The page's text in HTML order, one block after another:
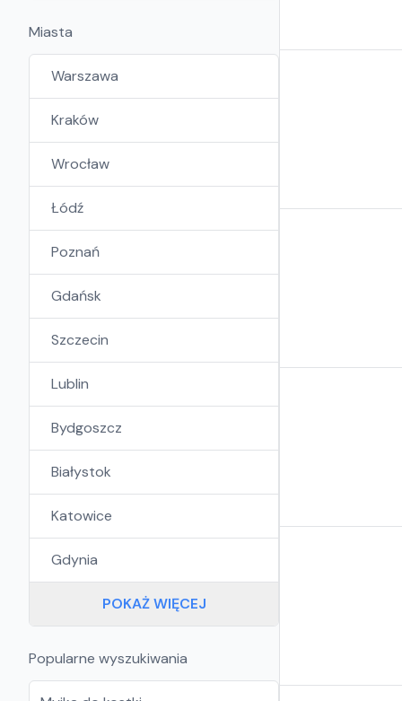
Miasta
Warszawa
Kraków
Wrocław
Łódź
Poznań
Gdańsk
Szczecin
Lublin
Bydgoszcz
Białystok
Katowice
Gdynia
POKAŻ WIĘCEJ
Popularne wyszukiwania